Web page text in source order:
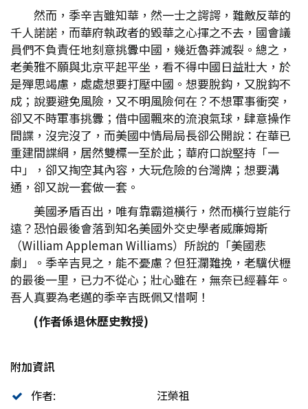
然而，季辛吉雖知華，然一士之諤諤，難敵反華的
千人諾諾，而華府執政者的毀華之心揮之不去，國會議
員們不負責任地刻意挑釁中國，幾近魯莽滅裂。總之，
老美雅不願與北京平起平坐，看不得中國日益壯大，於
是殫思竭慮，處處想要打壓中國。想要脫鈎，又脫鈎不
成；說要避免風險，又不明風險何在？不想軍事衝突，
卻又不時軍事挑釁；借中國飄來的流浪氣球，肆意操作
間諜，沒完沒了，而美國中情局局長卻公開說：在華已
重建間諜網，居然雙標一至於此；華府口說堅持「一
中」，卻又掏空其內容，大玩危險的台灣牌；想要溝
通，卻又說一套做一套。
美國矛盾百出，唯有靠霸道橫行，然而橫行豈能行
遠？恐怕最後會落到知名美國外交史學者威廉姆斯
（William Appleman Williams）所說的「美國悲
劇」。季辛吉見之，能不憂慮？但狂瀾難挽，老驥伏櫪
的最後一里，已力不從心；壯心雖在，無奈已經暮年。
吾人真要為老邁的季辛吉既佩又惜啊！
(作者係退休歷史教授)
附加資訊
作者:
汪榮祖